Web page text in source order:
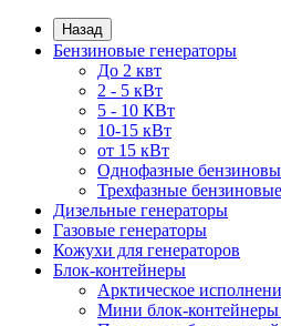
Назад
Бензиновые генераторы
До 2 квт
2 - 5 кВт
5 - 10 КВт
10-15 кВт
от 15 кВт
Однофазные
Трехфазные
Дизельные генераторы
Газовые генераторы
Кожухи для генераторов
Блок-контейнеры
Арктическое
Мини блок-